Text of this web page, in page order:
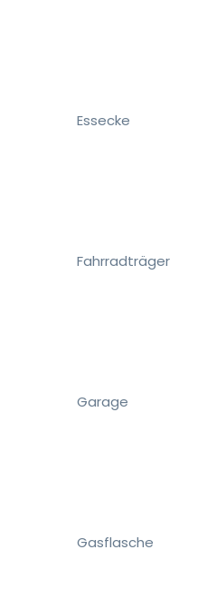
Essecke
Fahrradträger
Garage
Gasflasche